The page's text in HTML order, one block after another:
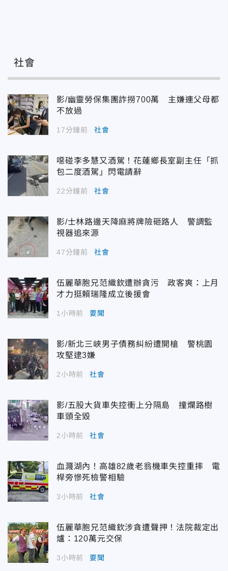
社會
影/幽靈勞保集團詐撈700萬 主嫌連父母都
不放過
17分鐘前 社會
噁碰李多慧又酒駕！花蓮鄉長室副主任「抓
包二度酒駕」閃電請辭
22分鐘前 社會
影/士林路邊天降麻將牌險砸路人 警調監
視器追來源
47分鐘前 社會
伍麗華胞兄范織欽遭辦貪污 政客爽：上月
才力挺賴瑞隆成立後援會
1小時前 要聞
影/新北三峽男子債務糾紛遭開槍 警桃園
攻堅逮3嫌
2小時前 社會
影/五股大貨車失控衝上分隔島 撞爛路樹
車頭全毀
2小時前 社會
血濺湖內！高雄82歲老翁機車失控重摔 電
桿旁慘死檢警相驗
3小時前 社會
伍麗華胞兄范織欽涉貪遭聲押！法院裁定出
爐：120萬元交保
3小時前 要聞